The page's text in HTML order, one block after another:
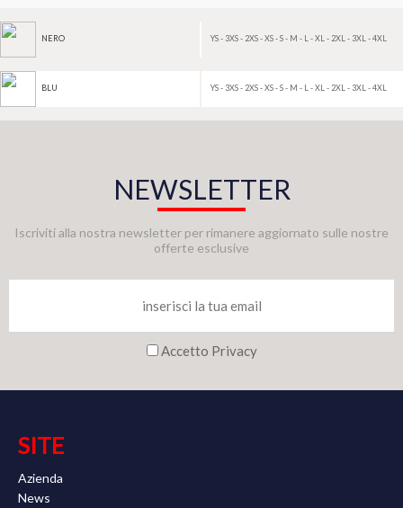
NERO YS - 3XS - 2XS - XS - S - M - L - XL - 2XL - 3XL - 4XL
BLU YS - 3XS - 2XS - XS - S - M - L - XL - 2XL - 3XL - 4XL
NEWSLETTER
Iscriviti alla nostra newsletter per rimanere aggiornato sulle nostre
offerte esclusive
Accetto Privacy
SITE
Azienda
News